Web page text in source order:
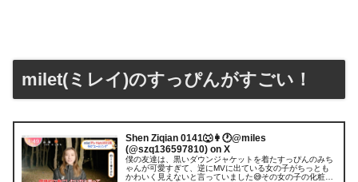
milet(ミレイ)のすっぴんがすごい！
Shen Ziqian 0141🐺👩🕐@miles
(@szq136597810) on X
僕の友達は、黒いダウンジャケットを着たすっぴんのみち
ゃんが可愛すぎて、逆にMVに出ている女の子がちっとも
かわいく見えないと言っていました😅その女の子の化粧は